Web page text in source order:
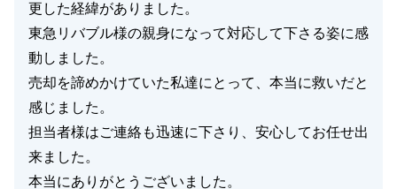
閉じる
更した経緯がありました。
東急リバブル様の親身になって対応して下さる姿に感
動しました。
売却を諦めかけていた私達にとって、本当に救いだと
感じました。
担当者様はご連絡も迅速に下さり、安心してお任せ出
来ました。
本当にありがとうございました。